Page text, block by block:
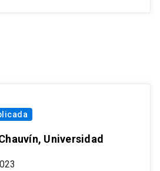
Universidad